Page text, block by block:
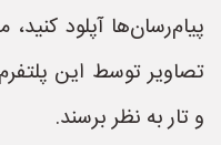
پیام‌رسان‌ها آپلود
تصاویر توسط این
و تار به نظر برسند.